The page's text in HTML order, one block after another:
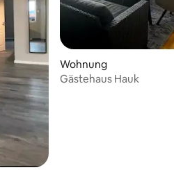
Wohnung
Gästehaus Hauk